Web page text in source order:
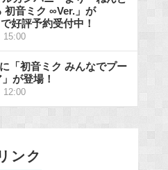
初音ミク ∞Ver.」が
好評予約受付中！
15:00
「初音ミク みんなでプー
が登場！
12:00
ンク